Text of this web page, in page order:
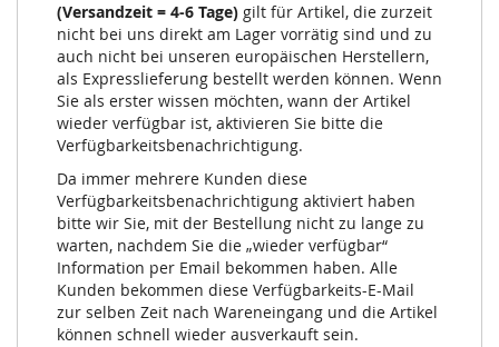
(Versandzeit = 4-6 Tage) gilt für Artikel, die zurzeit
nicht bei uns direkt am Lager vorrätig sind und zu
auch nicht bei unseren europäischen Herstellern,
als Expresslieferung bestellt werden können. Wenn
Sie als erster wissen möchten, wann der Artikel
wieder verfügbar ist, aktivieren Sie bitte die
Verfügbarkeitsbenachrichtigung.
Da immer mehrere Kunden diese
Verfügbarkeitsbenachrichtigung aktiviert haben
bitte wir Sie, mit der Bestellung nicht zu lange zu
warten, nachdem Sie die „wieder verfügbar“
Information per Email bekommen haben. Alle
Kunden bekommen diese Verfügbarkeits-E-Mail
zur selben Zeit nach Wareneingang und die Artikel
können schnell wieder ausverkauft sein.